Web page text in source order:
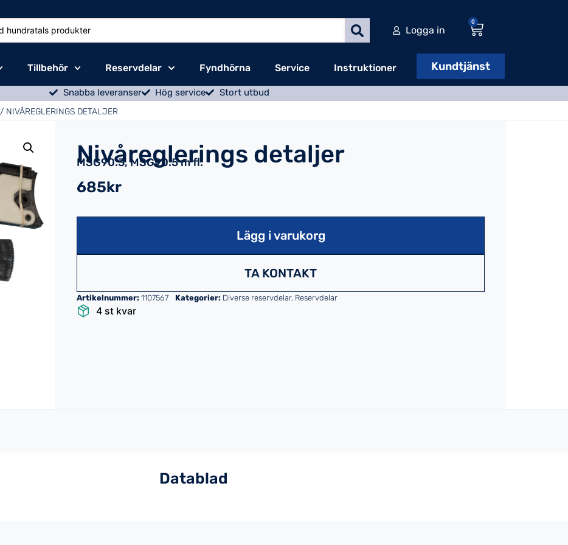
Logga in
0
Tillbehör Reservdelar Fyndhörna Service Instruktioner Kundtjänst
Snabba leveranser Hög service Stort utbud
/ NIVÅREGLERINGS DETALJER
Nivåreglerings detaljer
MSG90.3, MSG90.5 m fl.
685kr
Lägg i varukorg
TA KONTAKT
Artikelnummer: 1107567 Kategorier: Diverse reservdelar, Reservdelar
4 st kvar
Datablad